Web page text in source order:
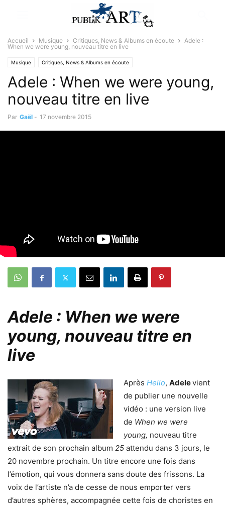
Accueil Musique Critiques, News & Albums en écoute
Adele :
When we were young, nouveau titre en live
Musique Critiques, News & Albums en écoute
Adele : When we were young,
nouveau titre en live
Par Gaël - 17 novembre 2015
Adele : When we were
young, nouveau titre en
live
Après Hello, Adelevient
de publier une nouvelle
vidéo : une version live
de When we were
young, nouveau titre
extrait de son prochain album 25 attendu dans 3 jours, le
20 novembre prochain. Un titre encore une fois dans
l’émotion, qui vous donnera sans doute des frissons. La
voix de l’artiste n’a de cesse de nous emporter vers
d’autres sphères, accompagnée cette fois de choristes en